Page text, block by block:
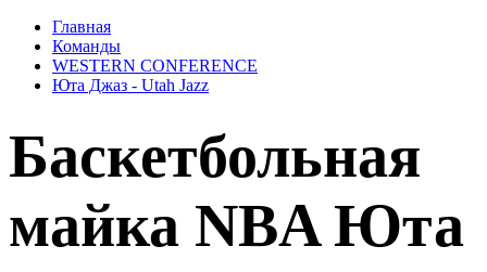
Главная
Команды
WESTERN CONFERENCE
Юта Джаз - Utah Jazz
Баскетбольная
майка NBA Юта